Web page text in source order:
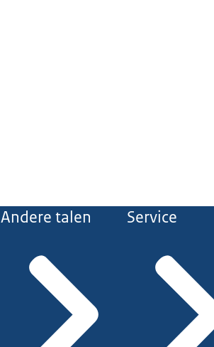
Andere talen Service